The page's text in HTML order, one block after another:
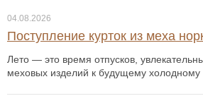
04.08.2026
Поступление курток из меха
Лето — это время отпусков,
меховых изделий к будущему